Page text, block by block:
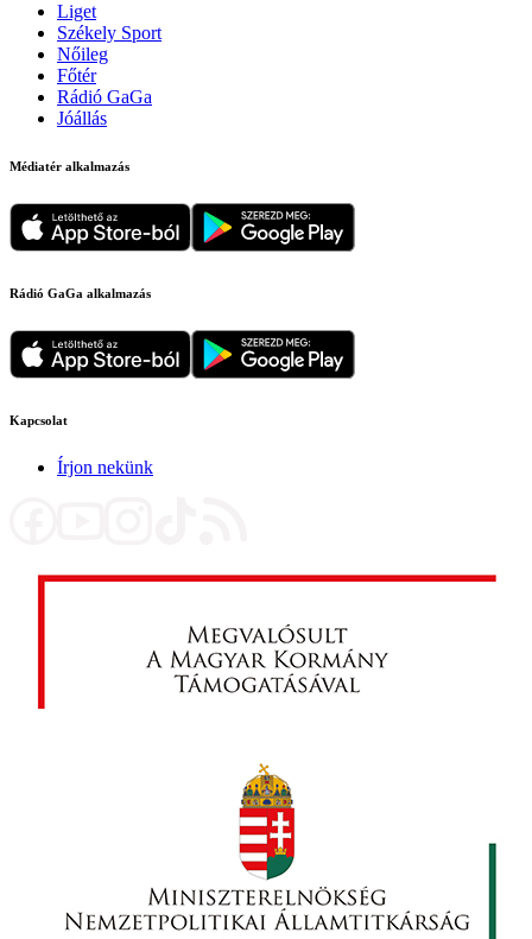
Liget
Székely Sport
Nőileg
Főtér
Rádió GaGa
Jóállás
Médiatér alkalmazás
Rádió GaGa alkalmazás
Kapcsolat
Írjon nekünk